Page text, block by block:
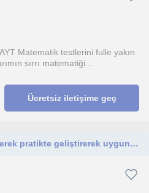
Matematik testlerini fulle yakın
sırrı matematiği...
Ücretsiz iletişime geç
Her yaştan çocuğa eğlendirerek pratikte geliştirerek uygun fiyatlı ders veriyorum